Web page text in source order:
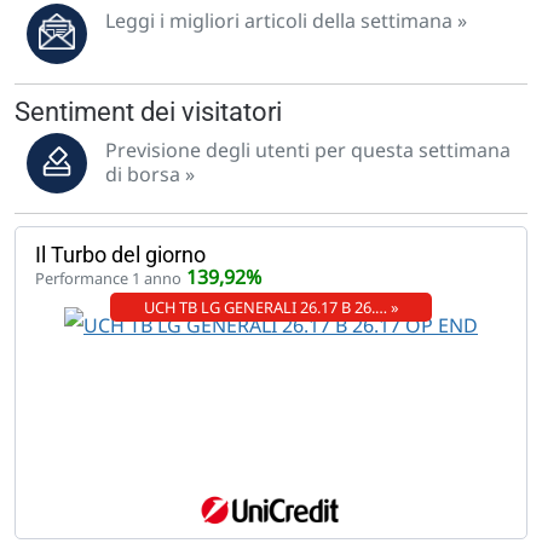
Leggi i migliori articoli della settimana »
Sentiment dei visitatori
Previsione degli utenti per questa settimana
di borsa »
Il Turbo del giorno
Performance 1 anno 139,92%
UCH TB LG GENERALI 26.17 B 26.… »